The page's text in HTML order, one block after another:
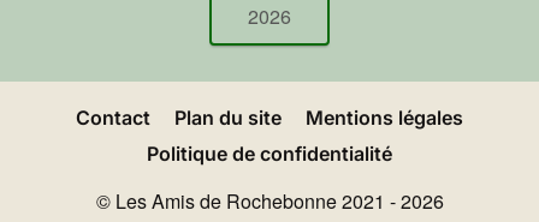
2026
Contact Plan du site
Mentions légales
Politique de confidentialité
© Les Amis de Rochebonne 2021 - 2026